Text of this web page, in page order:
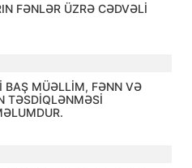
FƏNLƏR ÜZRƏ CƏDVƏLİ
BAŞ MÜƏLLİM, FƏNN VƏ
TƏSDİQLƏNMƏSİ